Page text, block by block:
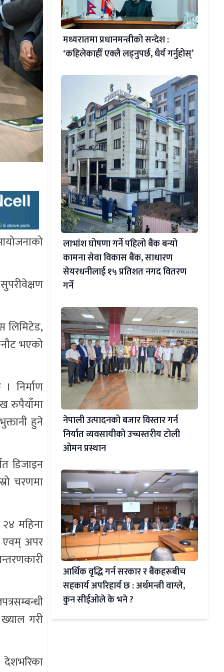
लिमिटेड,
भएको
निर्माण
रुपैयाँमा
हुने
डिजाइन
चरणमा
महिना
एवम् अपर
गरी
मध्यरातमा प्रधानमन्त्रीको सन्देश :
‘कहिलेकाहीँ एक्लै लड्नुपर्छ, धैर्य गर्नुहोस्’
लाभांश घोषणा गर्ने पहिलो बैंक बन्यो
कामना सेवा विकास बैंक, साधारण
सेयरधनीलाई १५ प्रतिशत नगद वितरण
गर्ने
नेपाली उत्पादनको बजार विस्तार गर्न
निर्यात व्यवसायीको उच्चस्तरीय टोली
ओमन प्रस्थान
आर्थिक वृद्धि गर्न सरकार र बैंकहरूबीच
सहकार्य अपरिहार्य छ : अर्थमन्त्री वाग्ले,
कुन सीईओले के भने ?